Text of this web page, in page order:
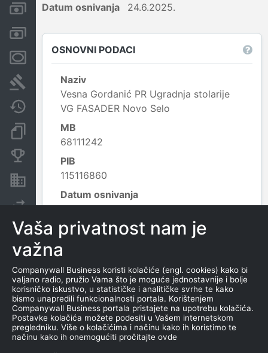
Kreditni limit kompanije
Računi i blokade
Menice i zaloge
Sudski sporovi
Javne nabavke
Dokumenti i objave
Konkurentske kompanije
Nekretnine i imovina
Izvoz
Datum osnivanja
24.6.2025.
OSNOVNI PODACI
Naziv
Vesna Gordanić PR Ugradnja stolarije
VG FASADER Novo Selo
MB
68111242
PIB
115116860
Datum osnivanja
24.6.2025.
Delatnost
4332 - Ugradnja stolarije;
KONTAKTI
E-MAIL
analogdoo@gmail.com
Vaša privatnost nam je
važna
Companywall Business koristi kolačiće (engl. cookies) kako bi
valjano radio, pružio Vama što je moguće jednostavnije i bolje
korisničko iskustvo, u statističke i analitičke svrhe te kako
bismo unapredili funkcionalnosti portala. Korištenjem
Companywall Business portala pristajete na upotrebu kolačića.
Postavke kolačića možete podesiti u Vašem internetskom
pregledniku. Više o kolačićima i načinu kako ih koristimo te
načinu kako ih onemogućiti pročitajte ovde